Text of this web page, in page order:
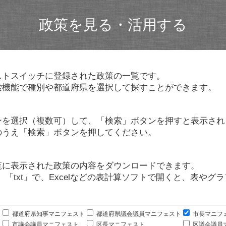
政策を見る・活用する
スイッチに登録された政策の一覧です。
能で種別や都道府県を選択して探すことができます。
選択（複数可）して、「検索」ボタンを押すと表示さ
え「検索」ボタンを押してください。
表示された政策の内容をダウンロードできます。
「txt」で、Excelなどの表計算ソフトで開くと、表やグ
都道府県知事マニフェスト 都道府県議会議員マニフェスト
市長マニフ
市議会議員マニフェスト
区長マニフェスト 区議会議員